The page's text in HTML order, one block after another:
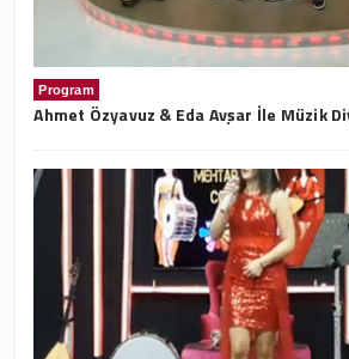
Program
Ahmet Özyavuz & Eda Avşar İle Müzik